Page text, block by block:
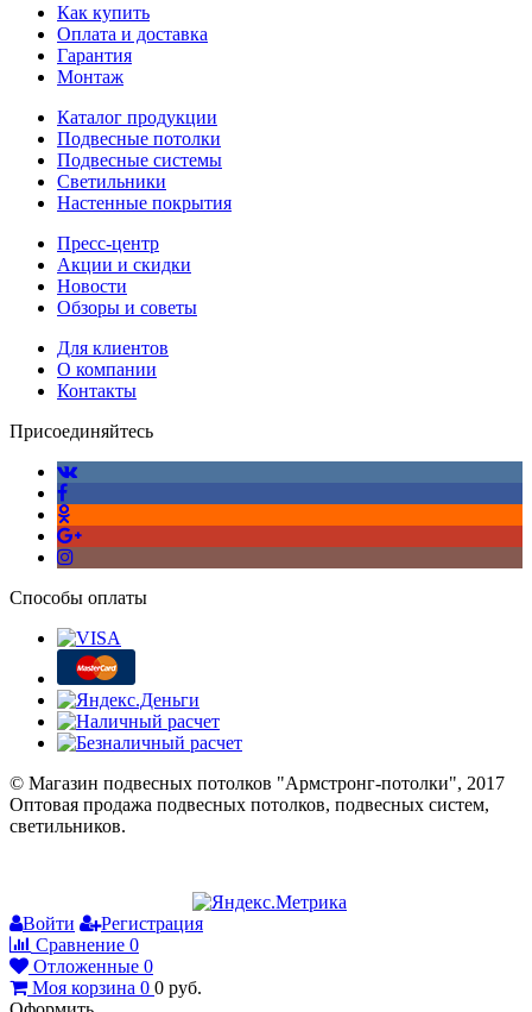
Как купить
Оплата и доставка
Гарантия
Монтаж
Каталог продукции
Подвесные потолки
Подвесные системы
Светильники
Настенные покрытия
Пресс-центр
Акции и скидки
Новости
Обзоры и советы
Для клиентов
О компании
Контакты
Присоединяйтесь
Способы оплаты
© Магазин подвесных потолков "Армстронг-потолки", 2017
Оптовая продажа подвесных потолков, подвесных систем,
светильников.
Войти
Регистрация
Сравнение 0
Отложенные 0
Моя корзина 0 0 руб.